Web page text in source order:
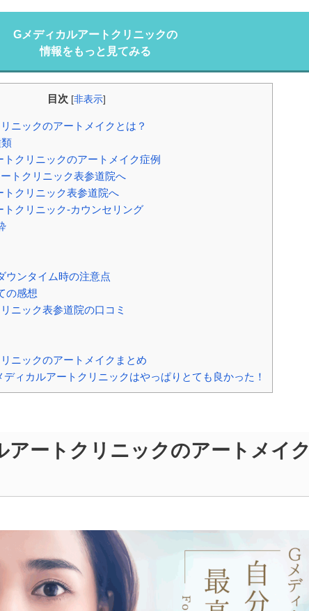
Gメディカルアートクリニックの
情報をもっと見てみる
目次 [非表示]
ニックのアートメイクとは？
クリニックのアートメイク症例
トクリニック表参道院へ
トクリニック表参道院へ
トクリニック-カウンセリング
ウンタイム時の注意点
の感想
ニック表参道院の口コミ
ニックのアートメイクまとめ
ディカルアートクリニックはやっぱりとても良かった！
アートクリニックのアートメイク